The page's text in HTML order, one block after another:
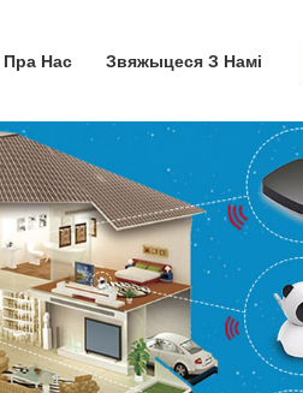
Пра Нас Звяжыцеся З Намі